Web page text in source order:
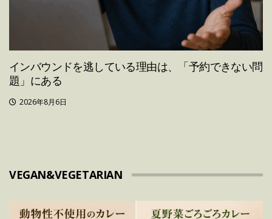
インバウンドを逃している理由は、「予約できない問
題」にある
2026年8月6日
VEGAN&VEGETARIAN